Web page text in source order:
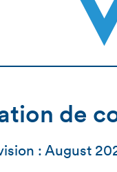
de
: August